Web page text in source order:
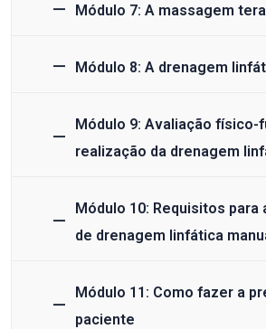
Módulo 7: A massagem
Módulo 8: A drenagem
Módulo 9: Avaliação físico-
realização da
Módulo 10: Requisitos para
de drenagem linfática
Módulo 11: Como fazer a
paciente